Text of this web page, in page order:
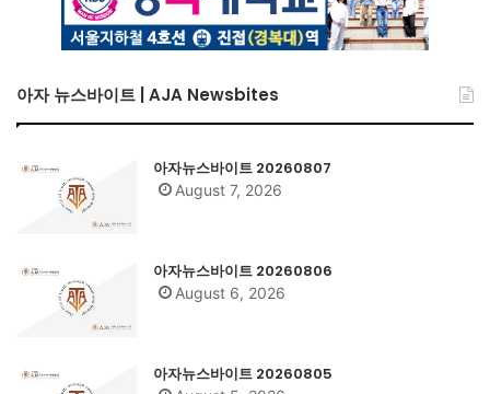
아자 뉴스바이트 | AJA Newsbites
아자뉴스바이트 20260807
August 7, 2026
아자뉴스바이트 20260806
August 6, 2026
아자뉴스바이트 20260805